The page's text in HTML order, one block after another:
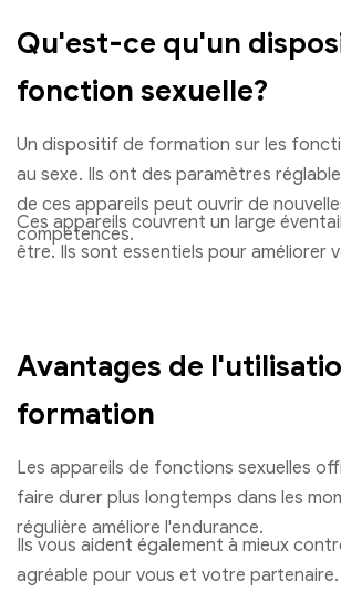
Qu'est-ce qu'un
fonction sexuelle?
Un dispositif de formation sur les
au sexe. Ils ont des paramètres
de ces appareils peut ouvrir de
compétences.
Ces appareils couvrent un large
être. Ils sont essentiels pour améliorer
Avantages de
formation
Les appareils de fonctions sexuelles
faire durer plus longtemps dans les
régulière améliore l'endurance.
Ils vous aident également à mieux
agréable pour vous et votre